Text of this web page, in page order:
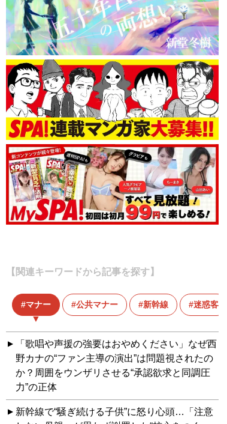
【関連キーワードから記事を探す】
マナー 公共マナー 新幹線 迷惑客
「歌唱や声援の強要はおやめください」なぜ西
野カナの“ファン主導の演出”は問題視されたの
か？周囲をウンザリさせる“承認欲求と同調圧
力”の正体
新幹線で“騒ぎ続ける子供”に怒り心頭…「注意